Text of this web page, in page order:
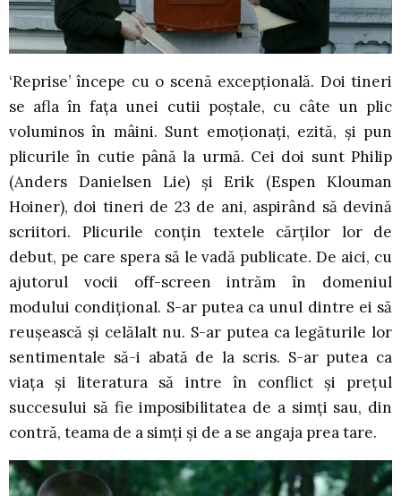
‘Reprise’ începe cu o scenă excepțională. Doi tineri
se afla în fața unei cutii poștale, cu câte un plic
voluminos în mâini. Sunt emoționați, ezită, și pun
plicurile în cutie până la urmă. Cei doi sunt Philip
(Anders Danielsen Lie) și Erik (Espen Klouman
Hoiner), doi tineri de 23 de ani, aspirând să devină
scriitori. Plicurile conțin textele cărților lor de
debut, pe care spera să le vadă publicate. De aici, cu
ajutorul vocii off-screen intrăm în domeniul
modului condițional. S-ar putea ca unul dintre ei să
reușească și celălalt nu. S-ar putea ca legăturile lor
sentimentale să-i abată de la scris. S-ar putea ca
viața și literatura să intre în conflict și prețul
succesului să fie imposibilitatea de a simți sau, din
contră, teama de a simți și de a se angaja prea tare.